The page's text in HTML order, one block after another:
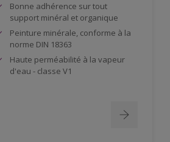
Bonne adhérence sur tout
support minéral et organique
Peinture minérale, conforme à la
norme DIN 18363
Haute perméabilité à la vapeur
d'eau - classe V1